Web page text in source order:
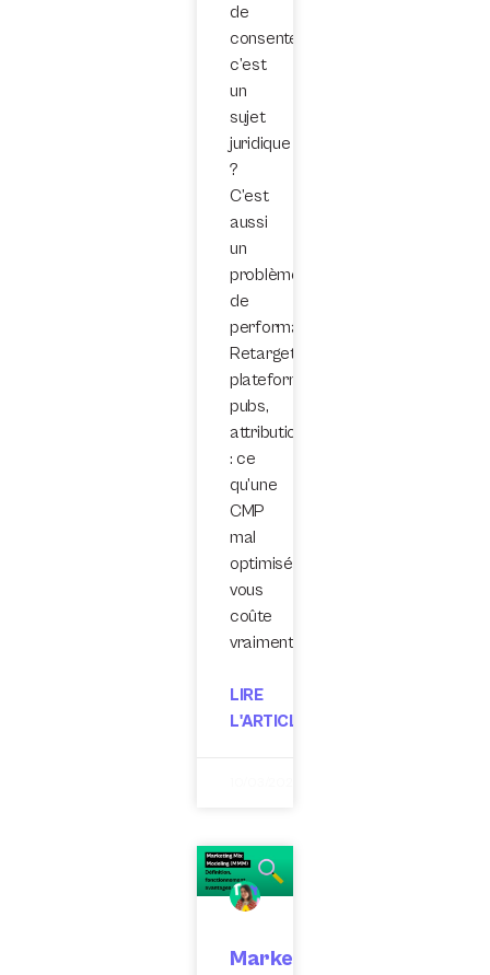
de
consentement,
c’est
un
sujet
juridique
?
C’est
aussi
un
problème
de
performance.
Retargeting,
plateformes
pubs,
attribution
: ce
qu’une
CMP
mal
optimisée
vous
coûte
vraiment.
LIRE
L'ARTICLE
Marketing